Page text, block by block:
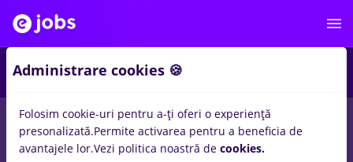
Salarii Full time Part time Fără experiență
Administrare cookies 🍪
Folosim cookie-uri pentru a-ți oferi o experiență
presonalizată.Permite activarea pentru a beneficia de
avantajele lor.Vezi politica noastră de cookies.